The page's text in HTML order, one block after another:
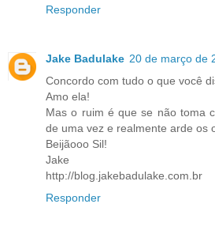
Responder
Jake Badulake 20 de março de
Concordo com tudo o que você
Amo ela!
Mas o ruim é que se não toma
de uma vez e realmente arde os
Beijãooo Sil!
Jake
http://blog.jakebadulake.com.br
Responder